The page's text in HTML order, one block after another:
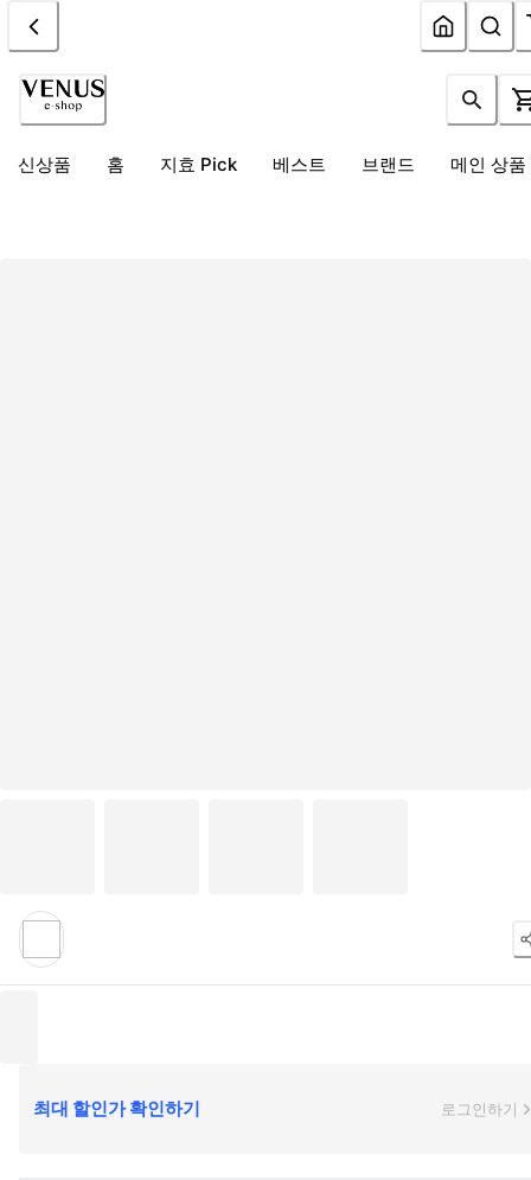
신상품 홈 지효 Pick 베스트 브랜드 메인 상품
최대 할인가 확인하기 로그인하기